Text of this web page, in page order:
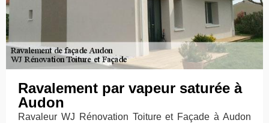
Ravalement par vapeur saturée à
Audon
Ravaleur WJ Rénovation Toiture et Façade à Audon